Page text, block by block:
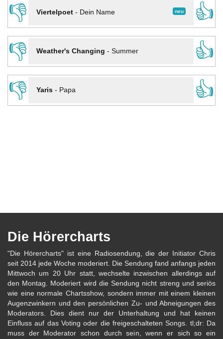
👎
neu
Viertelpoet- Dein Name
👍
👎
Weather's Changing - Summer
👍
👎
Yaris- Papa 👍
Die Hörercharts
"Die Hörercharts" ist eine Radiosendung, die der Initiator Chris
seit 2014 jede Woche moderiert. Die Sendung fand anfangs jeden
Mittwoch um 20 Uhr statt, wechselte inzwischen allerdings auf
den Montag. Moderiert wird die Sendung nicht streng und seriös
wie eine normale Chartsshow, sondern immer mit einem kleinen
Augenzwinkern und den persönlichen Zu- und Abneigungen des
Moderators. Dies dient nur der Unterhaltung und hat keinen
Einfluss auf das Voting oder die freigeschalteten Songs. tl;dr: Da
muss der Moderator schon durch sein, wenn er sich so ein